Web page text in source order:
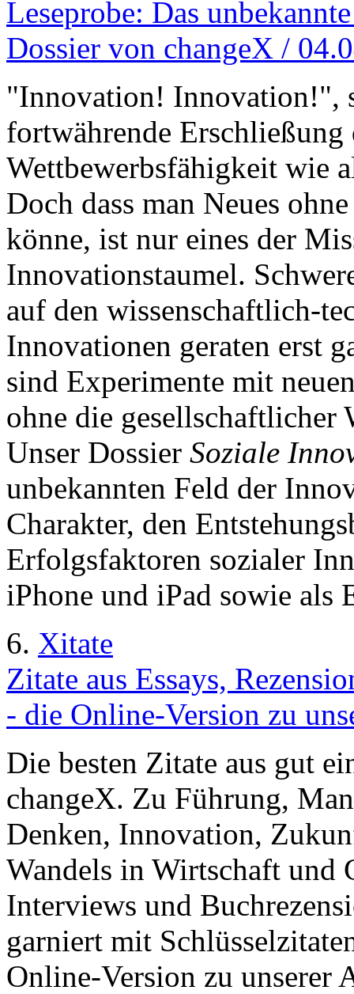
Leseprobe: Das
Dossier von changeX /
"Innovation! Innovation!",
fortwährende
Wettbewerbsfähigkeit wie
Doch dass man Neues
könne, ist nur eines der
Innovationstaumel.
auf den wissenschaftlich-
Innovationen geraten erst
sind Experimente mit
ohne die gesellschaftlicher
Unser Dossier Soziale
unbekannten Feld der
Charakter, den
Erfolgsfaktoren sozialer
iPhone und iPad sowie
6. Xitate
Zitate aus Essays,
- die Online-Version zu
Die besten Zitate aus gut
changeX. Zu Führung,
Denken, Innovation,
Wandels in Wirtschaft und
Interviews und
garniert mit
Online-Version zu unserer